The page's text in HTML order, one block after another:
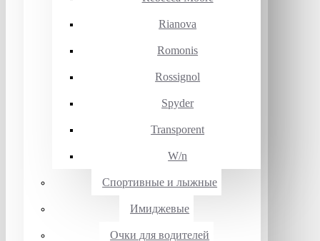
Rianova
Romonis
Rossignol
Spyder
Transporent
W/n
Спортивные и лыжные
Имиджевые
Очки для водителей